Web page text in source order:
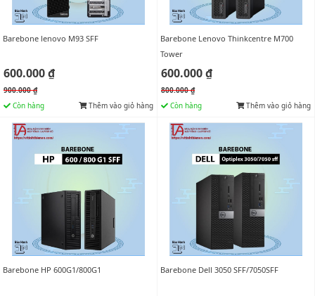
Barebone lenovo M93 SFF
600.000 ₫
900.000 ₫
Còn hàng
Thêm vào giỏ hàng
Barebone Lenovo Thinkcentre M700
Tower
600.000 ₫
800.000 ₫
Còn hàng
Thêm vào giỏ hàng
Barebone HP 600G1/800G1 Barebone Dell 3050 SFF/7050SFF